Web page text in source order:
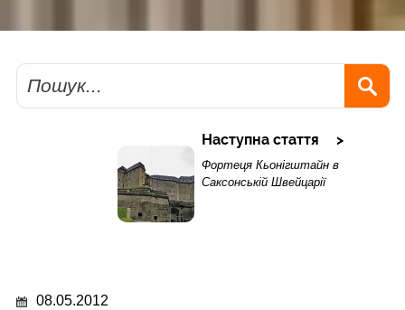
Пошук
Наступна стаття
Фортеця Кьонігштайн в
Саксонській Швейцарії
08.05.2012